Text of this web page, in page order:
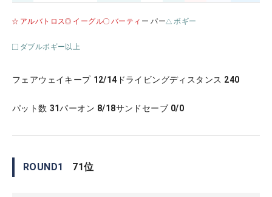
アルバトロス イーグル バーティ ー パー ボギー
ダブルボギー以上
フェアウェイキープ 12/14 ドライビングディスタンス 240
パット数 31パーオン 8/18サンドセーブ 0/0
ROUND1 71位